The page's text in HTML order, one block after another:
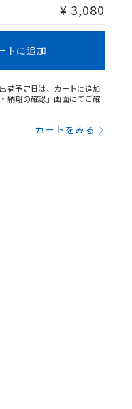
¥ 3,080
トに追加
荷予定日は、カートに追加
納期の確認」画面にてご確
カートをみる